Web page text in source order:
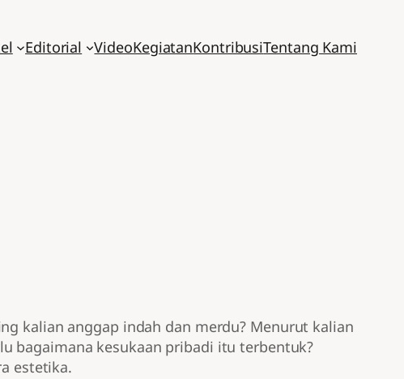
Editorial VideoKegiatanKontribusiTentang Kami
kalian anggap indah dan merdu? Menurut kalian
bagaimana kesukaan pribadi itu terbentuk?
estetika.